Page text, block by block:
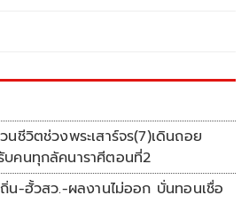
ชีวิตช่วงพระเสาร์จร(7)เดินถอย
บคนทุกลัคนาราศีตอนที่2
น-ฮั้วสว.-ผลงานไม่ออก บั่นทอนเชื่อ